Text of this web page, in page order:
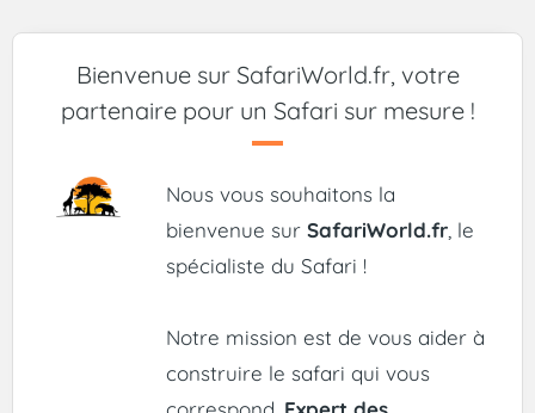
Bienvenue sur SafariWorld.fr, votre
partenaire pour un Safari sur mesure !
Nous vous souhaitons la
bienvenue sur SafariWorld.fr , le
spécialiste du Safari !
Notre mission est de vous aider à
construire le safari qui vous